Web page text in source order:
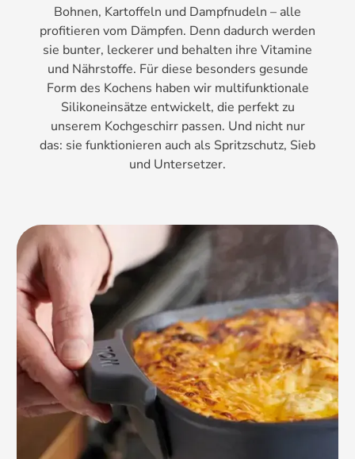
Bohnen, Kartoffeln und Dampfnudeln – alle
profitieren vom Dämpfen. Denn dadurch werden
sie bunter, leckerer und behalten ihre Vitamine
und Nährstoffe. Für diese besonders gesunde
Form des Kochens haben wir multifunktionale
Silikoneinsätze entwickelt, die perfekt zu
unserem Kochgeschirr passen. Und nicht nur
das: sie funktionieren auch als Spritzschutz, Sieb
und Untersetzer.